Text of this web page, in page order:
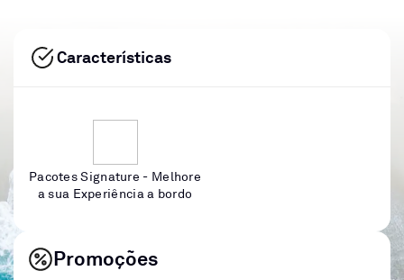
Características
Pacotes Signature - Melhore
a sua Experiência a bordo
Promoções